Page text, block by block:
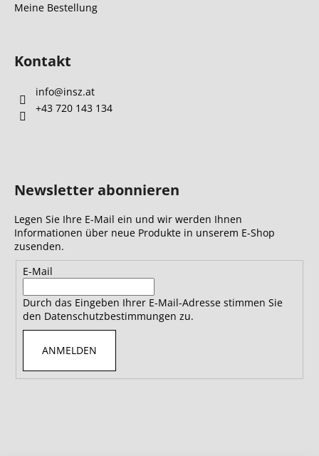
Meine Bestellung
Kontakt
info@insz.at
+43 720 143 134
Newsletter abonnieren
Legen Sie Ihre E-Mail ein und wir werden Ihnen
Informationen über neue Produkte in unserem E-Shop
zusenden.
E-Mail
Durch das Eingeben Ihrer E-Mail-Adresse stimmen Sie
den Datenschutzbestimmungen zu.
ANMELDEN